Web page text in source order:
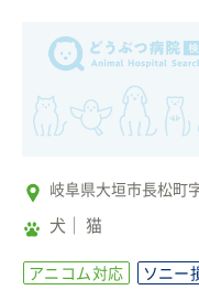
岐阜県大垣市長松町
犬 猫
アニコム対応 ソニー